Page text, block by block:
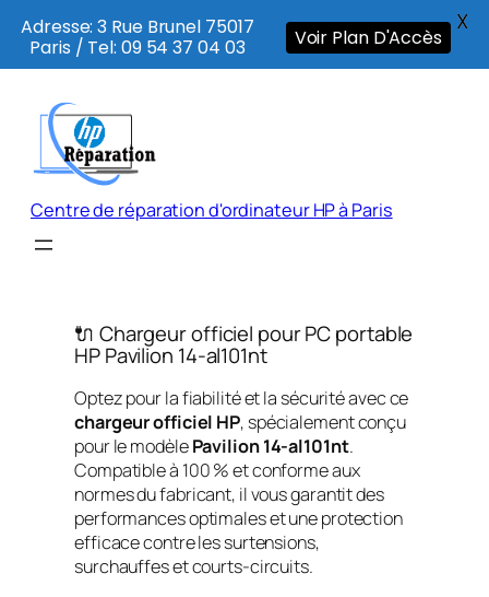
contenu
Centre de réparation d'ordinateur HP à Paris
🔌 Chargeur officiel pour PC portable
HP Pavilion 14-al101nt
Optez pour la fiabilité et la sécurité avec ce
chargeur officiel HP, spécialement conçu
pour le modèlePavilion 14-al101nt.
Compatible à 100 % et conforme aux
normes du fabricant, il vous garantit des
performances optimales et une protection
efficace contre les surtensions,
surchauffes et courts-circuits.
Adresse: 3 Rue Brunel 75017
Paris / Tel: 09 54 37 04 03
Voir Plan D'Accès
X